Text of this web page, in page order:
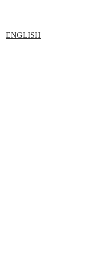
| ENGLISH